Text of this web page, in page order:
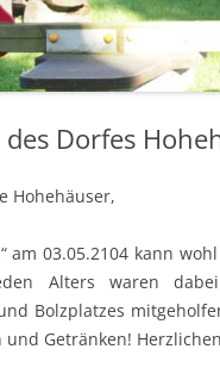
UNSER DORF HAT ZUKUNFT
LUFTBILDER
Dorfes
Hohehäuser,
am 03.05.2104 kann
Alters waren
Bolzplatzes
Getränken!